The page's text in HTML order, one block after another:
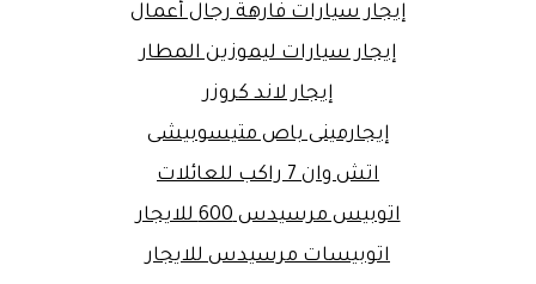
إيجار سيارات فارهة رجال أعمال
إيجار سيارات ليموزين المطار
إيجار لاند كروزر
إيجارمينى باص متيسوبيشى
اتش وان 7 راكب للعائلات
اتوبيس مرسيدس 600 للايجار
اتوبيسات مرسيدس للايجار